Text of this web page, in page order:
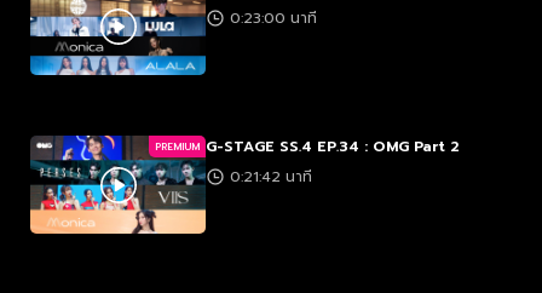
0:23:00 นาที
PREMIUM G-STAGE SS.4 EP.34 : OMG Part 2
0:21:42 นาที